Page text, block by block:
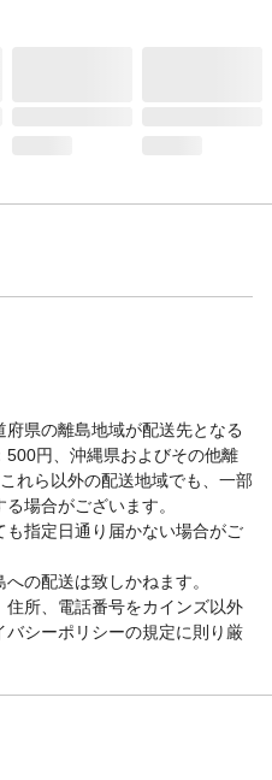
県の離島地域が配送先となる
円、沖縄県およびその他離
れら以外の配送地域でも、一部
場合がございます。
指定日通り届かない場合がご
の配送は致しかねます。
所、電話番号をカインズ以外
シーポリシーの規定に則り厳